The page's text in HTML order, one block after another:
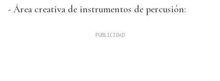
- Área creativa de instrumentos de percusión: